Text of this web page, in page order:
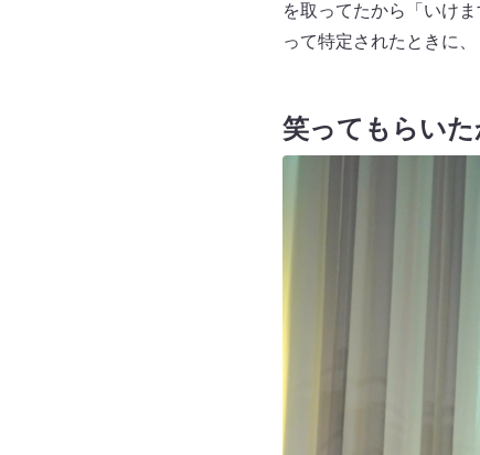
を取ってたから「いけ
って特定されたときに
笑ってもらい